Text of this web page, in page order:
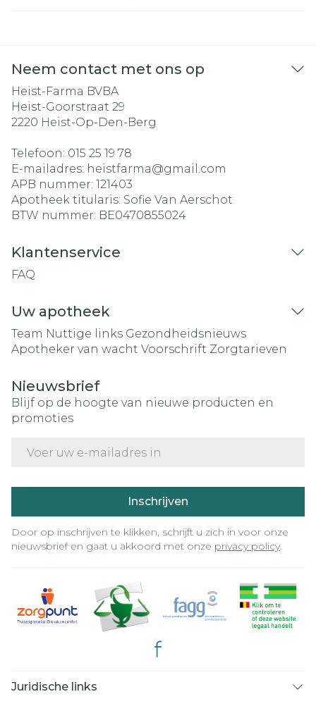
Neem contact met ons op
Heist-Farma BVBA
Heist-Goorstraat 29
2220 Heist-Op-Den-Berg
Telefoon: 015 25 19 78
E-mailadres: heistfarma@gmail.com
APB nummer: 121403
Apotheek titularis: Sofie Van Aerschot
BTW nummer: BE0470855024
Klantenservice
FAQ
Uw apotheek
Team Nuttige links Gezondheidsnieuws
Apotheker van wacht Voorschrift Zorgtarieven
Nieuwsbrief
Blijf op de hoogte van nieuwe producten en
promoties
Inschrijven
Door op inschrijven te klikken, schrijft u zich in voor onze
nieuwsbrief en gaat u akkoord met onze privacy policy.
Juridische links